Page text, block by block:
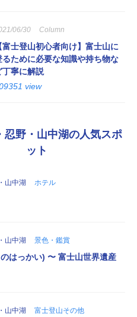
06/30 Column
富士登山初心者向け】富士山に
るために必要な知識や持ち物な
丁寧に解説
view
忍野・山中湖の人気スポ
ット
山中湖 ホテル
山中湖 景色・鑑賞
はっかい) 〜 富士山世界遺産
山中湖 富士登山その他